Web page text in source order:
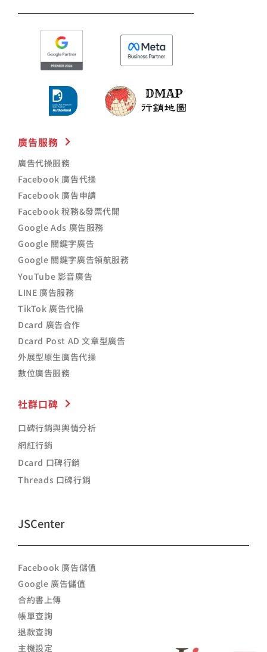
廣告服務
廣告代操服務
Facebook 廣告代操
Facebook 廣告申請
Facebook 稅務&發票代開
Google Ads 廣告服務
Google 關鍵字廣告
Google 關鍵字廣告領航服務
YouTube 影音廣告
LINE 廣告服務
TikTok 廣告代操
Dcard 廣告合作
Dcard Post AD 文章型廣告
外展型原生廣告代操
數位廣告服務
社群口碑
口碑行銷與輿情分析
網紅行銷
Dcard 口碑行銷
Threads 口碑行銷
JSCenter
Facebook 廣告儲值
Google 廣告儲值
合約書上傳
帳單查詢
退款查詢
主機設定